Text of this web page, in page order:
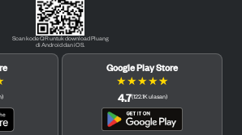
Scan kode QR untuk download Pluang
di Android dan iOS.
)
Google Play Store
★★★★★
4.7(122.1K ulasan)